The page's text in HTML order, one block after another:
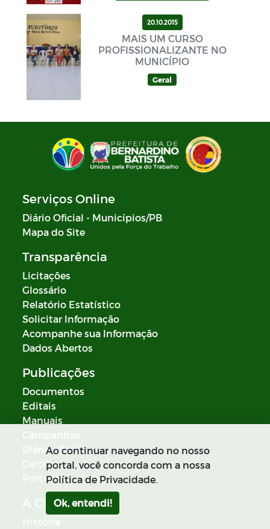
20.10.2015
MAIS UM CURSO
PROFISSIONALIZANTE NO
MUNICÍPIO
Geral
Serviços Online
Diário Oficial - Municípios/PB
Mapa do Site
Transparência
Licitações
Glossário
Relatório Estatístico
Solicitar Informação
Acompanhe sua Informação
Dados Abertos
Publicações
Documentos
Editais
Manuais
Campanhas
Diário oficial
Cartilhas
Portarias
A Cidade
História
Ao continuar navegando no nosso
portal, você concorda com a nossa
Política de Privacidade.
Ok, entendi!